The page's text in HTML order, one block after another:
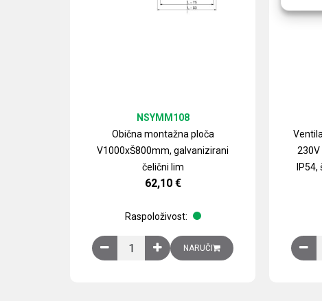
Obična montažna ploča
V1000xŠ800mm, galvanizirani
čelični lim
NSYMM108
62,10 €
Raspoloživost:
Obična montažna ploča V1000xŠ800mm,
NARUČI
230V